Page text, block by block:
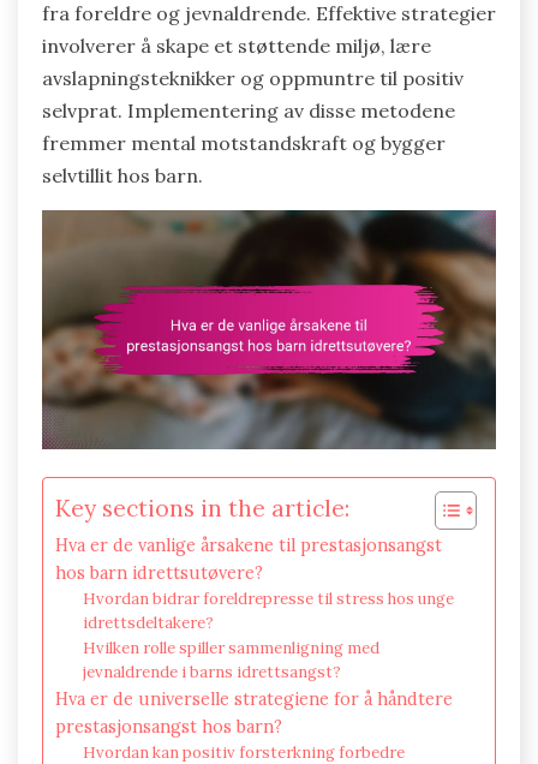
fra foreldre og jevnaldrende. Effektive strategier
involverer å skape et støttende miljø, lære
avslapningsteknikker og oppmuntre til positiv
selvprat. Implementering av disse metodene
fremmer mental motstandskraft og bygger
selvtillit hos barn.
Key sections in the article:
Hva er de vanlige årsakene til prestasjonsangst
hos barn idrettsutøvere?
Hvordan bidrar foreldrepresse til stress hos unge
idrettsdeltakere?
Hvilken rolle spiller sammenligning med
jevnaldrende i barns idrettsangst?
Hva er de universelle strategiene for å håndtere
prestasjonsangst hos barn?
Hvordan kan positiv forsterkning forbedre